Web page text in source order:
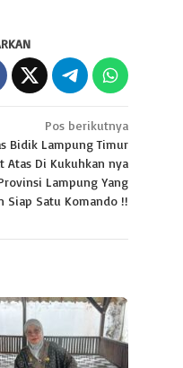
Pos berikutnya
Bidik Lampung Timur
Atas Di Kukuhkan nya
Lampung Yang
Siap Satu Komando !!